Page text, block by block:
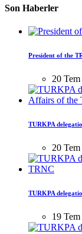
Son Haberler
President of the
20
TURKPA
20
TURKPA
19